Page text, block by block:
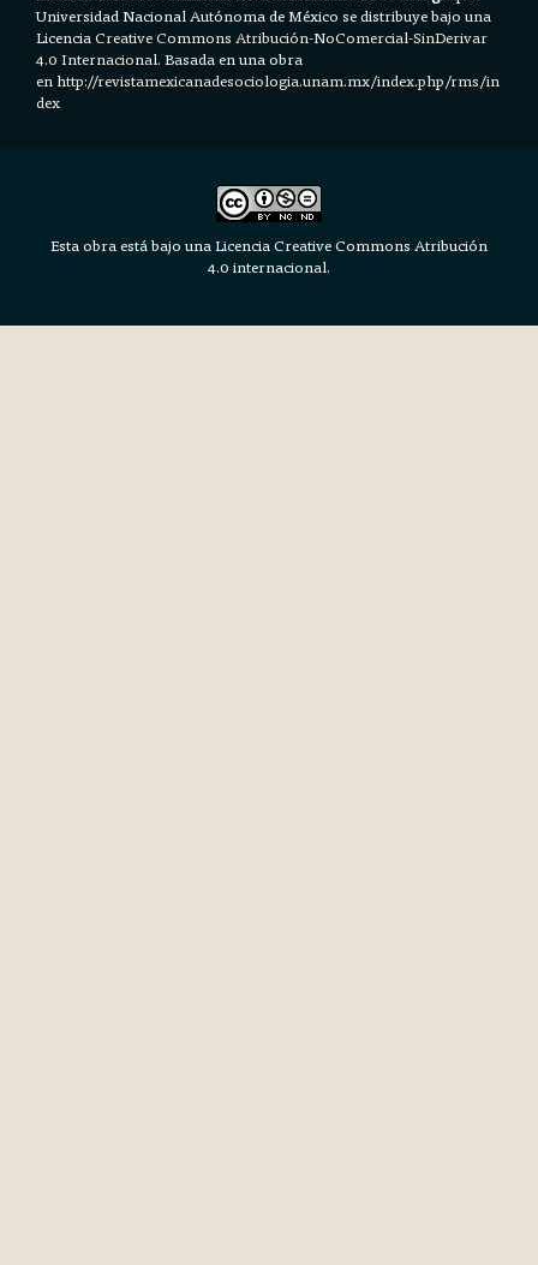
Universidad Nacional Autónoma de México se distribuye bajo una
LicenciaCreative Commons Atribución-NoComercial-SinDerivar
4.0 Internacional.Basada en una obra
en http://revistamexicanadesociologia.unam.mx/index.php/rms/in
dex
Esta obra está bajo una Licencia Creative Commons Atribución
4.0 internacional.